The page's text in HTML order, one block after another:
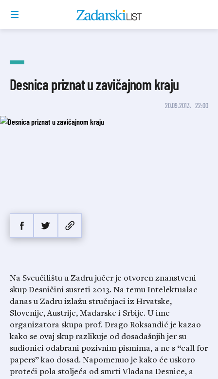
Desnica priznat u zavičajnom kraju
20.09.2013. 22:00
Na Sveučilištu u Zadru jučer je otvoren znanstveni
skup Desničini susreti 2013. Na temu Intelektualac
danas u Zadru izlažu stručnjaci iz Hrvatske,
Slovenije, Austrije, Mađarske i Srbije. U ime
organizatora skupa prof. Drago Roksandić je kazao
kako se ovaj skup razlikuje od dosadašnjih jer su
sudionici odabrani pozivnim pismima, a ne s “call for
papers” kao dosad. Napomenuo je kako će uskoro
proteći pola stoljeća od smrti Vladana Desnice, a